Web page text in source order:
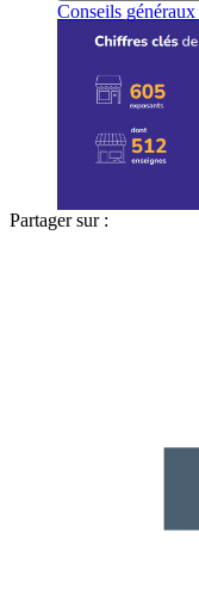
Conseils généraux
Partager sur :